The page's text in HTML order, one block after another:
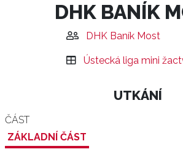
DHK BANÍK
DHK Baník Most
Ústecká liga mini
UTKÁNÍ
ČÁST
ZÁKLADNÍ ČÁST